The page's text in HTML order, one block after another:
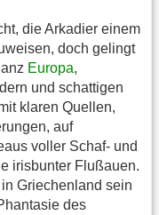
die Arkadier einem
doch gelingt
Europa,
und schattigen
klaren Quellen,
auf
voller Schaf- und
irisbunter Flußauen.
Griechenland sein
des